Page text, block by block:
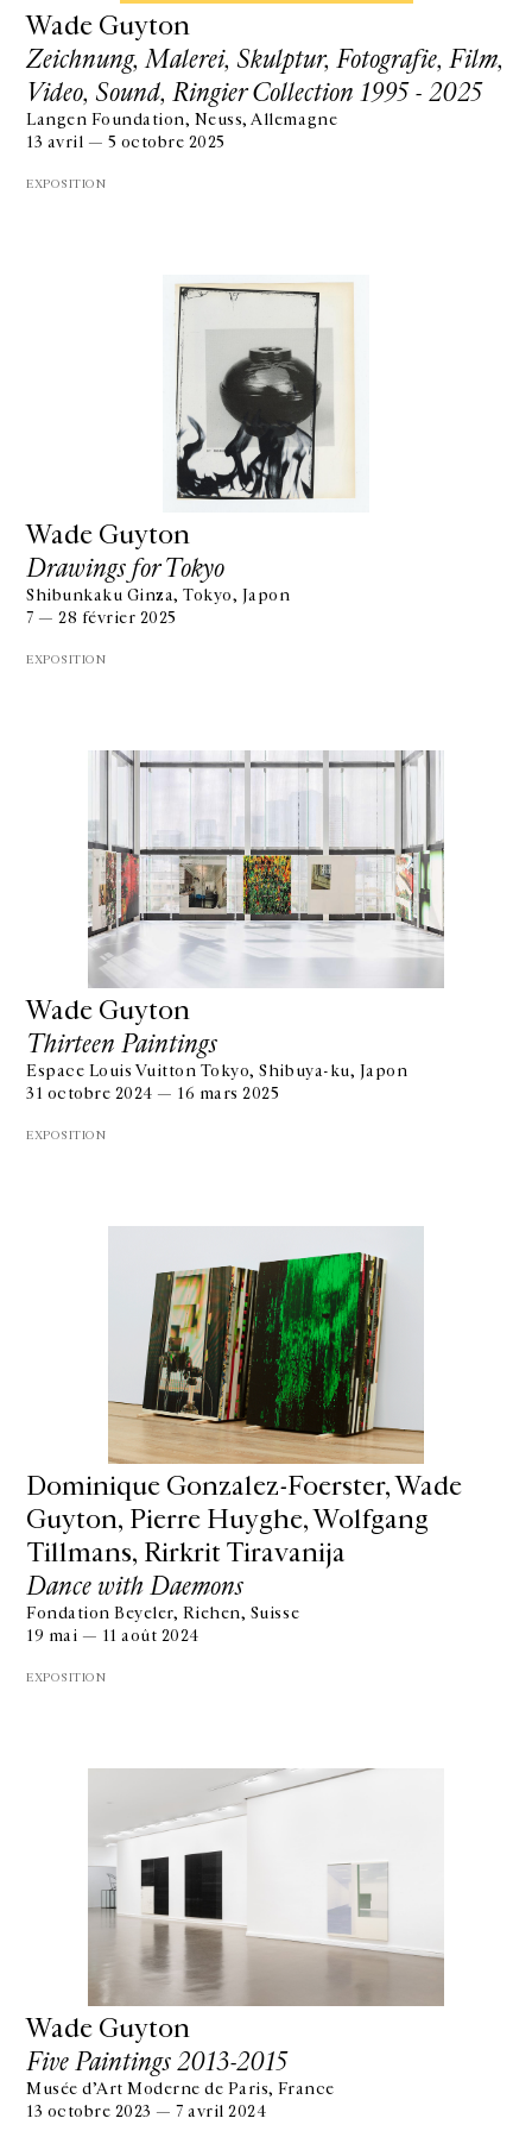
Wade Guyton
Zeichnung, Malerei, Skulptur, Fotografie, Film,
Video, Sound, Ringier Collection 1995 - 2025
Langen Foundation, Neuss, Allemagne
13 avril — 5 octobre 2025
EXPOSITION
Wade Guyton
Drawings for Tokyo
Shibunkaku Ginza, Tokyo, Japon
7 — 28 février 2025
EXPOSITION
Wade Guyton
Thirteen Paintings
Espace Louis Vuitton Tokyo, Shibuya-ku, Japon
31 octobre 2024 — 16 mars 2025
EXPOSITION
Dominique Gonzalez-Foerster, Wade
Guyton, Pierre Huyghe, Wolfgang
Tillmans, Rirkrit Tiravanija
Dance with Daemons
Fondation Beyeler, Riehen, Suisse
19 mai — 11 août 2024
EXPOSITION
Wade Guyton
Five Paintings 2013-2015
Musée d’Art Moderne de Paris, France
13 octobre 2023 — 7 avril 2024